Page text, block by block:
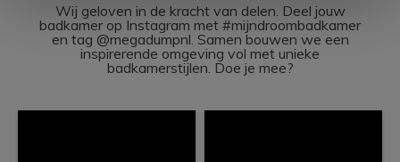
Wij geloven in de kracht van delen. Deel jouw
badkamer op Instagram met #mijndroombadkamer
en tag @megadumpnl. Samen bouwen we een
inspirerende omgeving vol met unieke
badkamerstijlen. Doe je mee?